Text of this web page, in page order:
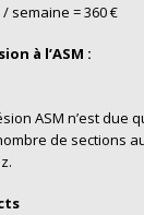
semaine = 360 €
à l’ASM :
ASM n’est due
de sections